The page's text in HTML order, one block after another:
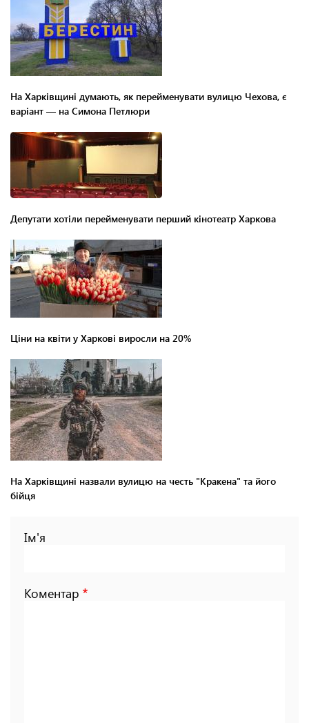
На Харківщині думають, як перейменувати вулицю Чехова, є
варіант — на Симона Петлюри
Депутати хотіли перейменувати перший кінотеатр Харкова
Ціни на квіти у Харкові виросли на 20%
На Харківщині назвали вулицю на честь "Кракена" та його
бійця
Ім'я
Коментар